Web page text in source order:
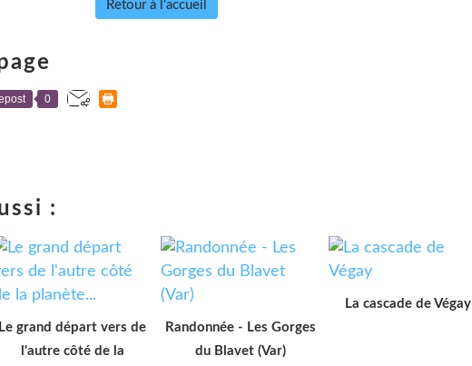
Retour à l'accueil
0
:
Le grand départ vers de
l'autre côté de la
Randonnée - Les Gorges
du Blavet (Var)
La cascade de Végay